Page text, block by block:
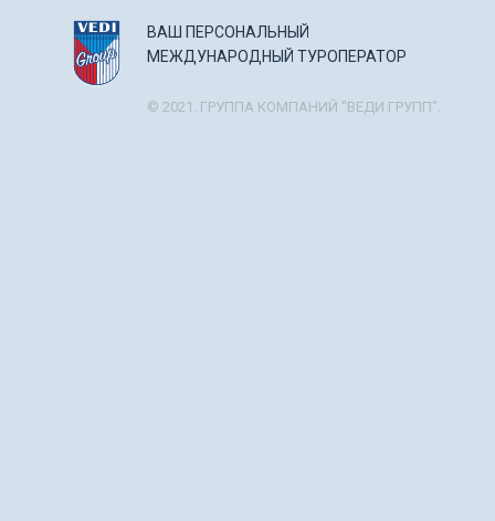
ВАШ ПЕРСОНАЛЬНЫЙ
МЕЖДУНАРОДНЫЙ ТУРОПЕРАТОР
© 2021. ГРУППА КОМПАНИЙ "ВЕДИ ГРУПП".